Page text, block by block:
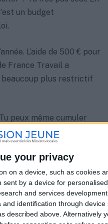
your privacy
on a device, such as cookies
by a device for
and services development.
identification through device
described above. Alternatively
un budget
L’aide de 500 € pour
France Travail a
beaucoup plus restrictif
peux même cumuler
les aides encore
par étape. Tu peux
en 2026.